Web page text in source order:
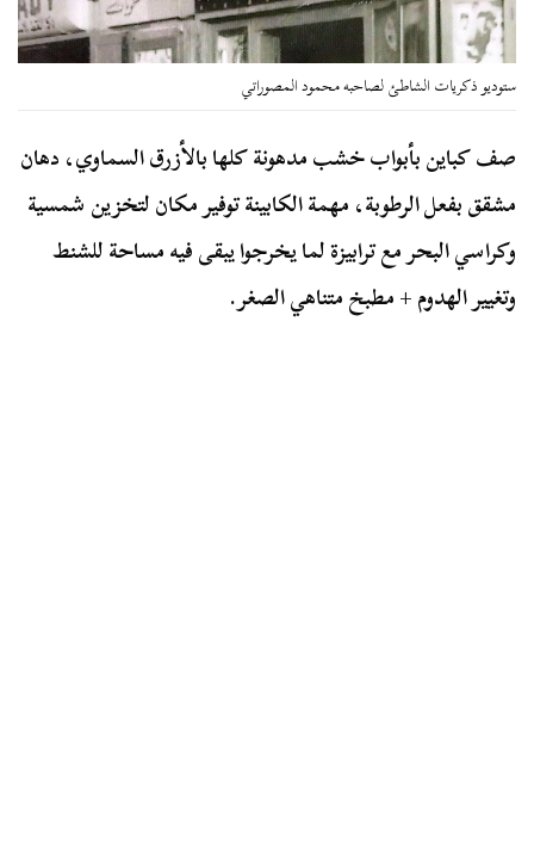
ستوديو ذكريات الشاطئ لصاحبه محمود المصوراتي
صف كباين بأبواب خشب مدهونة كلها بالأزرق السماوي، دهان
مشقق بفعل الرطوبة، مهمة الكابينة توفير مكان لتخزين شمسية
وكراسي البحر مع ترابيزة لما يخرجوا يبقى فيه مساحة للشنط
وتغيير الهدوم + مطبخ متناهي الصغر.